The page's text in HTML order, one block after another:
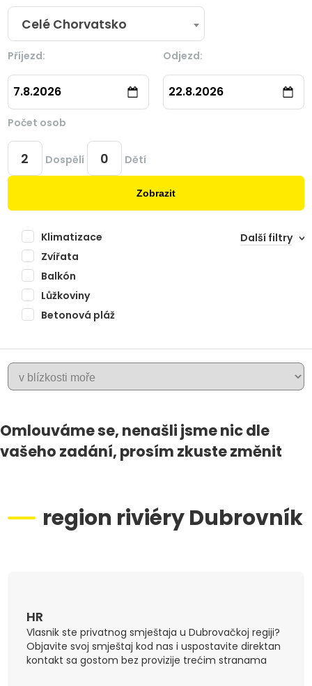
Celé Chorvatsko
Příjezd:
7.8.2026
Odjezd:
22.8.2026
Počet osob
Dospělí Dětí
Zobrazit
Klimatizace
Zvířata
Balkón
Lůžkoviny
Betonová pláž
Další filtry
PELJESAC
Omlouváme se, nenašli jsme nic dle
vašeho zadání, prosím zkuste změnit
region riviéry Dubrovník
HR
Vlasnik ste privatnog smještaja u Dubrovačkoj regiji?
Objavite svoj smještaj kod nas i uspostavite direktan
kontakt sa gostom bez provizije trećim stranama